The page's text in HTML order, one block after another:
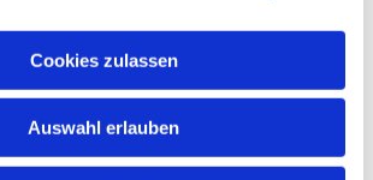
Cookies zulassen
Auswahl erlauben